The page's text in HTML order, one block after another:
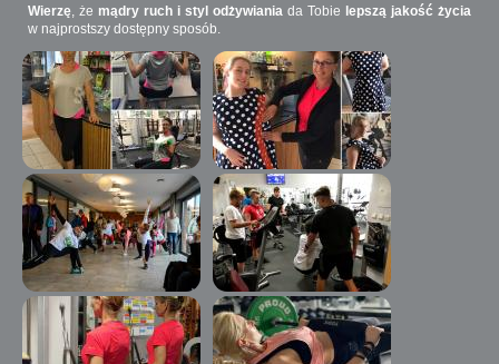
Wierzę, że mądry ruch i styl odżywiania da Tobie lepszą jakość życia
w najprostszy dostępny sposób.